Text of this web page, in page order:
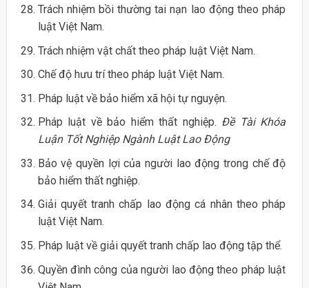
Trách nhiệm bồi thường tai nạn lao động theo pháp
luật Việt Nam.
Trách nhiệm vật chất theo pháp luật Việt Nam.
Chế độ hưu trí theo pháp luật Việt Nam.
Pháp luật về bảo hiểm xã hội tự nguyện.
Pháp luật về bảo hiểm thất nghiệp. Đề Tài Khóa
Luận Tốt Nghiệp Ngành Luật Lao Động
Bảo vệ quyền lợi của người lao động trong chế độ
bảo hiểm thất nghiệp.
Giải quyết tranh chấp lao động cá nhân theo pháp
luật Việt Nam.
Pháp luật về giải quyết tranh chấp lao động tập thể.
Quyền đình công của người lao động theo pháp luật